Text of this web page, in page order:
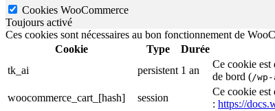
Cookies WooCommerce
Toujours activé
Ces cookies sont nécessaires au bon fonctionnement de
Cookie
Type Durée
tk_ai
persistent 1 an
Ce cookie est
de bord (/wp-
woocommerce_cart_[hash]
session
Ce cookie est
: https://